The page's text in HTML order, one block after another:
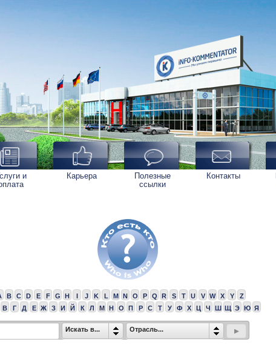
и
Карьера
Полезные
ссылки
Контакты
B C D E F G H I J K L M N O P Q R S T U V W X Y
Z
В Г Д Е Ж З И Й К Л М Н О П Р С Т У Ф Х Ц Ч Ш Щ Э Ю Я
Искать в... Отрасль...